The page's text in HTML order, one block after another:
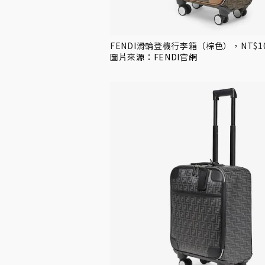
FENDI滑輪登機行李箱（棕色），
圖片來源： FENDI官網